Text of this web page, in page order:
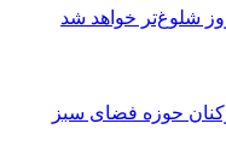
شلوغ‌تر خواهد شد
حوزه فضای سبز